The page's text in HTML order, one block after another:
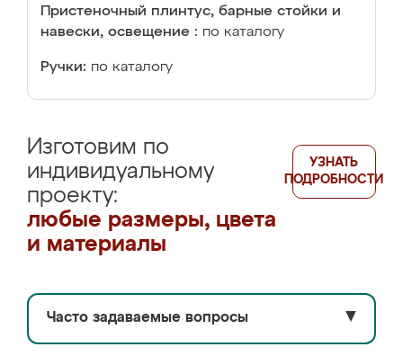
Пристеночный плинтус, барные стойки и
навески, освещение : по каталогу
Ручки: по каталогу
Изготовим по
индивидуальному
проекту:
любые размеры, цвета
и материалы
УЗНАТЬ
ПОДРОБНОСТИ
Часто задаваемые вопросы ▼